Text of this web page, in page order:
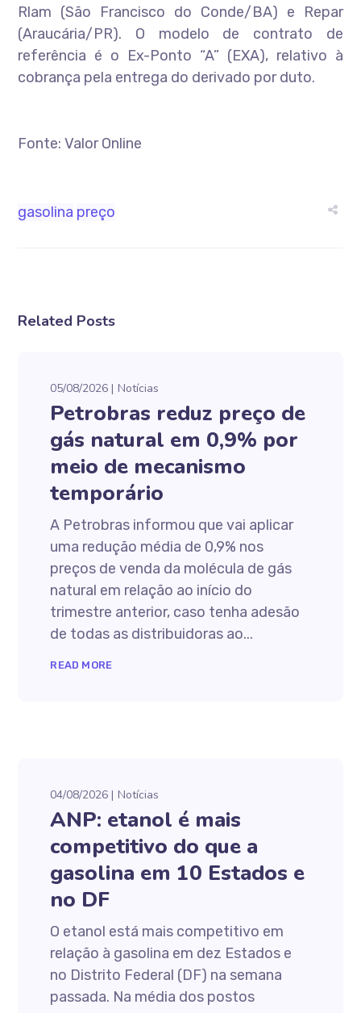
Rlam (São Francisco do Conde/BA) e Repar
(Araucária/PR). O modelo de contrato de
referência é o Ex-Ponto “A” (EXA), relativo à
cobrança pela entrega do derivado por duto.
Fonte: Valor Online
gasolina preço
Related Posts
05/08/2026 Notícias
Petrobras reduz preço de
gás natural em 0,9% por
meio de mecanismo
temporário
A Petrobras informou que vai aplicar
uma redução média de 0,9% nos
preços de venda da molécula de gás
natural em relação ao início do
trimestre anterior, caso tenha adesão
de todas as distribuidoras ao...
READ MORE
04/08/2026 Notícias
ANP: etanol é mais
competitivo do que a
gasolina em 10 Estados e
no DF
O etanol está mais competitivo em
relação à gasolina em dez Estados e
no Distrito Federal (DF) na semana
passada. Na média dos postos